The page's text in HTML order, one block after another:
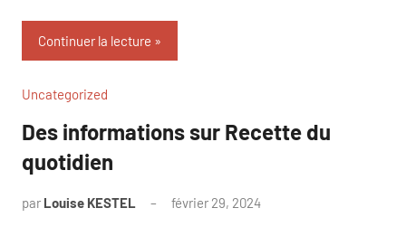
Continuer la lecture
Uncategorized
Des informations sur Recette du
quotidien
par Louise KESTEL février 29, 2024